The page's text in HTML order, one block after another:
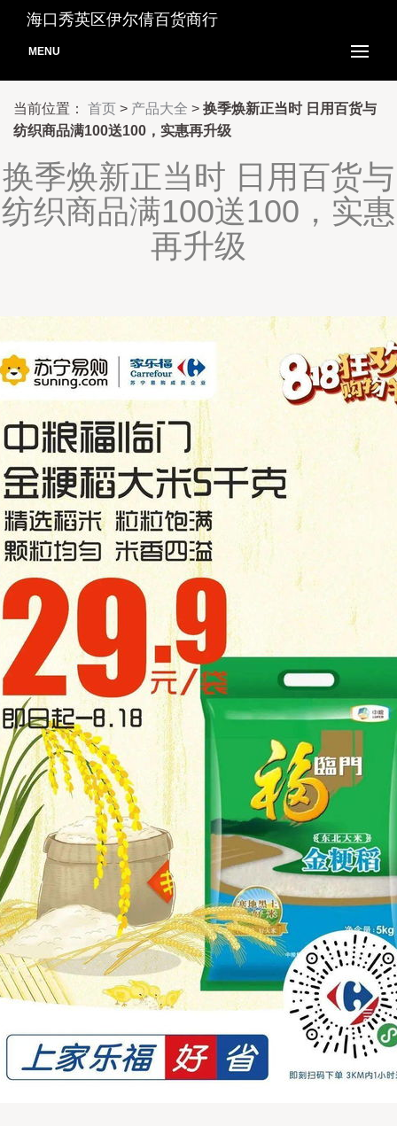
海口秀英区伊尔倩百货商行
MENU
当前位置： 首页 > 产品大全 > 换季焕新正当时 日用百货与
纺织商品满100送100，实惠再升级
换季焕新正当时 日用百货与
纺织商品满100送100，实惠
再升级